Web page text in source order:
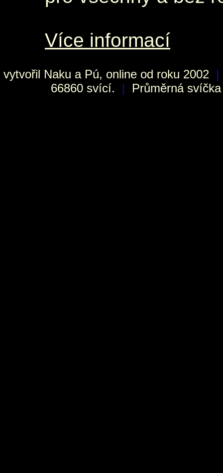
Více informací
vytvořil Naku a Pú, online od roku 2002 |
66860 svící.
| Průměrná